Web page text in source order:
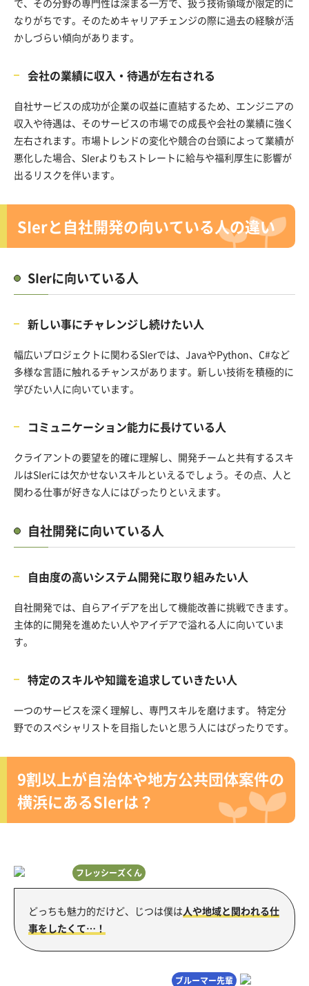
で、その分野の専門性は深まる一方で、扱う技術領域が限定的に
なりがちです。そのためキャリアチェンジの際に過去の経験が活
かしづらい傾向があります。
会社の業績に収入・待遇が左右される
自社サービスの成功が企業の収益に直結するため、エンジニアの
収入や待遇は、そのサービスの市場での成長や会社の業績に強く
左右されます。市場トレンドの変化や競合の台頭によって業績が
悪化した場合、SIerよりもストレートに給与や福利厚生に影響が
出るリスクを伴います。
SIerと自社開発の向いている人の違い
SIerに向いている人
新しい事にチャレンジし続けたい人
幅広いプロジェクトに関わるSIerでは、JavaやPython、C#など
多様な言語に触れるチャンスがあります。新しい技術を積極的に
学びたい人に向いています。
コミュニケーション能力に長けている人
クライアントの要望を的確に理解し、開発チームと共有するスキ
ルはSIerには欠かせないスキルといえるでしょう。その点、人と
関わる仕事が好きな人にはぴったりといえます。
自社開発に向いている人
自由度の高いシステム開発に取り組みたい人
自社開発では、自らアイデアを出して機能改善に挑戦できます。
主体的に開発を進めたい人やアイデアで溢れる人に向いていま
す。
特定のスキルや知識を追求していきたい人
一つのサービスを深く理解し、専門スキルを磨けます。 特定分
野でのスペシャリストを目指したいと思う人にはぴったりです。
9割以上が自治体や地方公共団体案件の
横浜にあるSIerは？
フレッシーズくん
どっちも魅力的だけど、じつは僕は人や地域と関われる仕
事をしたくて…！
ブルーマー先輩